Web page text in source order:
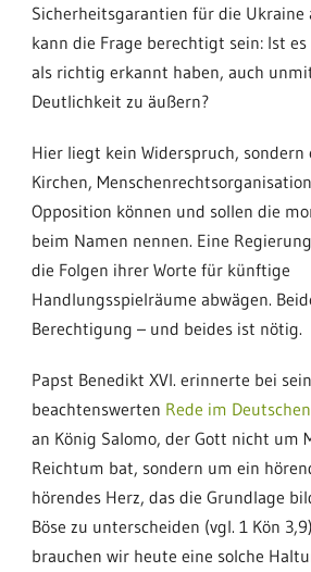
Sicherheitsgarantien für die Ukraine
kann die Frage berechtigt sein: Ist
als richtig erkannt haben, auch
Deutlichkeit zu äußern?
Hier liegt kein Widerspruch,
Kirchen,
Opposition können und sollen die
beim Namen nennen. Eine
die Folgen ihrer Worte für künftige
Handlungsspielräume abwägen.
Berechtigung – und beides ist nötig.
Papst Benedikt XVI. erinnerte bei
beachtenswerten Rede im
an König Salomo, der Gott nicht um
Reichtum bat, sondern um ein
hörendes Herz, das die Grundlage
Böse zu unterscheiden (vgl. 1 Kön
brauchen wir heute eine solche